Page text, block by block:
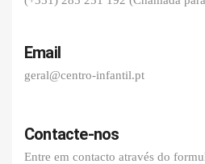
Email
geral@centro-infantil.pt
Contacte-nos
Entre em contacto através do